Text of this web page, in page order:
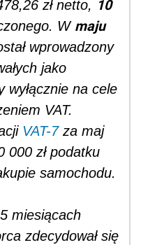
zł netto, 10
W maju
wprowadzony
jako
wyłącznie na cele
VAT.
VAT-7za maj
000 zł podatku
samochodu.
miesiącach
zdecydował się